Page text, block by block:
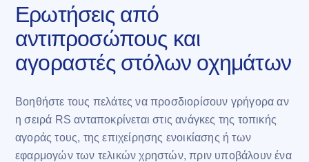
Ερωτήσεις από
αντιπροσώπους και
αγοραστές στόλων οχημάτων
Βοηθήστε τους πελάτες να προσδιορίσουν γρήγορα αν
η σειρά RS ανταποκρίνεται στις ανάγκες της τοπικής
αγοράς τους, της επιχείρησης ενοικίασης ή των
εφαρμογών των τελικών χρηστών, πριν υποβάλουν ένα